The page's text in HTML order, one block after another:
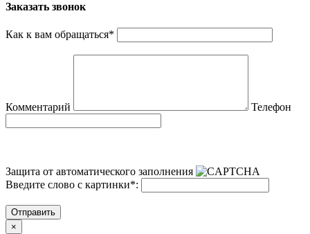
Заказать звонок
Как к вам обращаться*
Комментарий Телефон
Защита от автоматического заполнения
Введите слово с картинки*:
Отправить
×